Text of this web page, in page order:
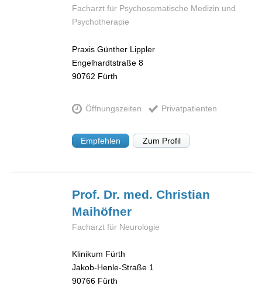
Facharzt für Psychosomatische Medizin und
Psychotherapie
Praxis Günther Lippler
Engelhardtstraße 8
90762 Fürth
Öffnungszeiten Privatpatienten
Empfehlen Zum Profil
Prof. Dr. med. Christian
Maihöfner
Facharzt für Neurologie
Klinikum Fürth
Jakob-Henle-Straße 1
90766 Fürth